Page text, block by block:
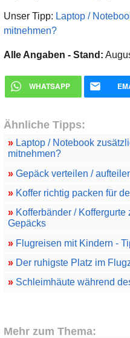
Unser Tipp: Laptop /
mitnehmen?
Alle Angaben - Stand:
WHATSAPP
Ähnliche Tipps:
»Laptop / Notebook
mitnehmen?
»Gepäck verteilen /
»Koffer richtig packen für
»Kofferbänder / Koffergurte
Gepäcks
»Flugreisen mit Kindern -
»Der ruhigste Platz im
»Schleimhäute während
Mehr zum Thema: